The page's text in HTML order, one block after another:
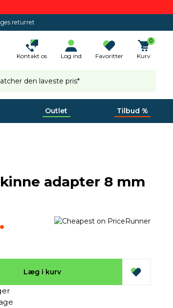
returret
Kontakt os Log ind Favoritter
0
Kurv
den laveste pris*
Outlet Tilbud %
adapter 8 mm
Læg i kurv